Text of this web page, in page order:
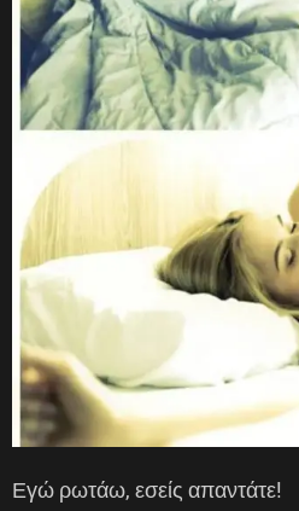
Εγώ ρωτάω, εσείς απαντάτε!